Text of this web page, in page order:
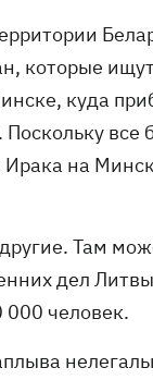
которые
куда
все
на
Там
дел
человек.